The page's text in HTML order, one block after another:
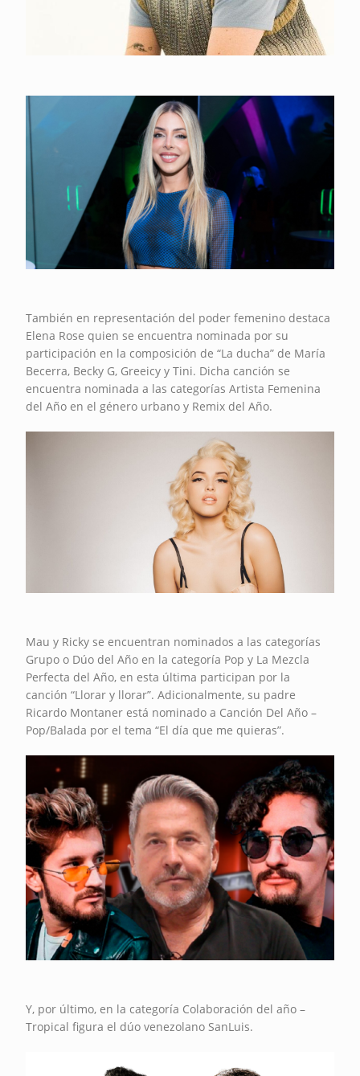
También en representación del poder femenino destaca
Elena Rose quien se encuentra nominada por su
participación en la composición de “La ducha” de María
Becerra, Becky G, Greeicy y Tini. Dicha canción se
encuentra nominada a las categorías Artista Femenina
del Año en el género urbano y Remix del Año.
Mau y Ricky se encuentran nominados a las categorías
Grupo o Dúo del Año en la categoría Pop y La Mezcla
Perfecta del Año, en esta última participan por la
canción “Llorar y llorar”. Adicionalmente, su padre
Ricardo Montaner está nominado a Canción Del Año –
Pop/Balada por el tema “El día que me quieras”.
Y, por último, en la categoría Colaboración del año –
Tropical figura el dúo venezolano SanLuis.